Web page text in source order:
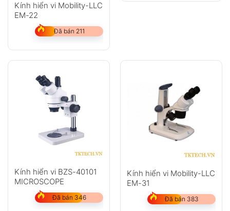
Kính hiển vi Mobility-LLC
EM-22
Đã bán 211
Kính hiển vi BZS-40101
MICROSCOPE
Đã bán 346
Kính hiển vi Mobility-LLC
EM-31
Đã bán 383